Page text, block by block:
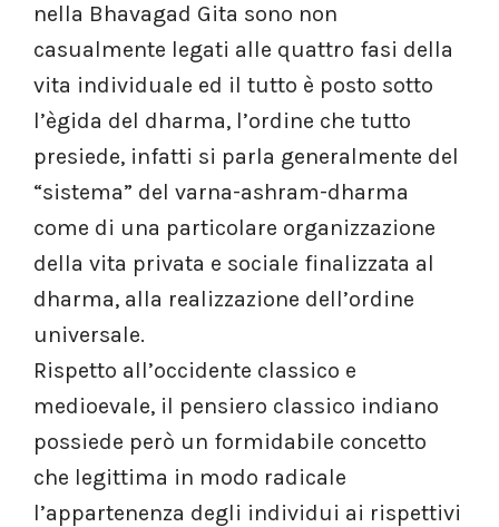
nella Bhavagad Gita sono non
casualmente legati alle quattro fasi della
vita individuale ed il tutto è posto sotto
l’ègida del dharma, l’ordine che tutto
presiede, infatti si parla generalmente del
“sistema” del varna-ashram-dharma
come di una particolare organizzazione
della vita privata e sociale finalizzata al
dharma, alla realizzazione dell’ordine
universale.
Rispetto all’occidente classico e
medioevale, il pensiero classico indiano
possiede però un formidabile concetto
che legittima in modo radicale
l’appartenenza degli individui ai rispettivi